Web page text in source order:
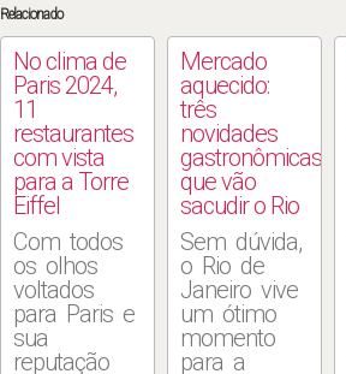
Relacionado
No clima de
Paris 2024,
11
restaurantes
com vista
para a Torre
Eiffel
Com todos
os olhos
voltados
para Paris e
sua
reputação
Mercado
aquecido:
três
novidades
gastronômicas
que vão
sacudir o Rio
Sem dúvida,
o Rio de
Janeiro vive
um ótimo
momento
para a